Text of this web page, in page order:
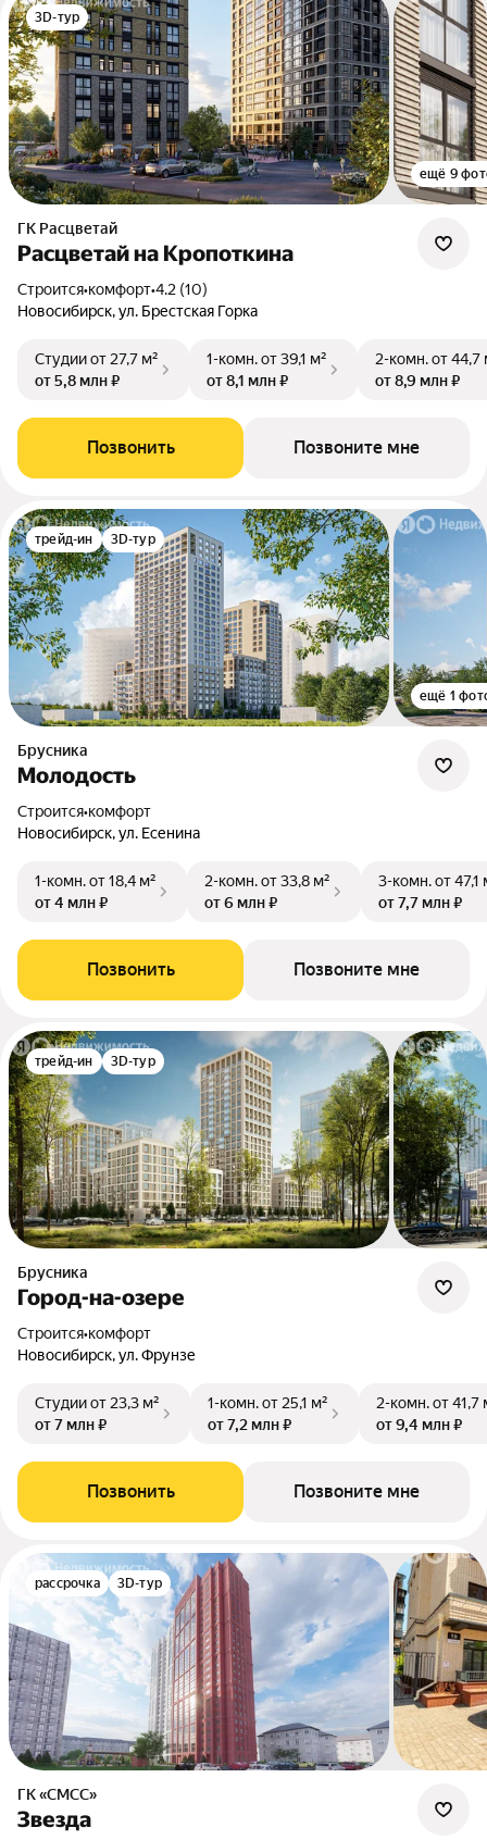
3D-тур
ещё 9
ГК Расцветай
Расцветай на Кропоткина
Строится•комфорт•4.2 (10)
Новосибирск, ул. Брестская Горка
Студииот 27,7 м²
от 5,8 млн ₽
1-комн.от 39,1 м²
от 8,1 млн ₽
2-комн.от 44,7
от 8,9 млн ₽
Позвонить Позвоните мне
трейд-ин 3D-тур
ещё 1
Брусника
Молодость
Строится•комфорт
Новосибирск, ул. Есенина
1-комн.от 18,4 м²
от 4 млн ₽
2-комн.от 33,8 м²
от 6 млн ₽
3-комн.от 47,1
от 7,7 млн ₽
Позвонить Позвоните мне
трейд-ин 3D-тур
Брусника
Город-на-озере
Строится•комфорт
Новосибирск, ул. Фрунзе
Студииот 23,3 м²
от 7 млн ₽
1-комн.от 25,1 м²
от 7,2 млн ₽
2-комн.от 41,7
от 9,4 млн ₽
Позвонить Позвоните мне
рассрочка 3D-тур
ГК «СМСС»
Звезда